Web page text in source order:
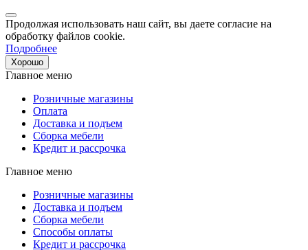
Продолжая использовать наш сайт, вы даете согласие на
обработку файлов cookie.
Подробнее
Хорошо
Главное меню
Розничные магазины
Оплата
Доставка и подъем
Сборка мебели
Кредит и рассрочка
Главное меню
Розничные магазины
Доставка и подъем
Сборка мебели
Способы оплаты
Кредит и рассрочка